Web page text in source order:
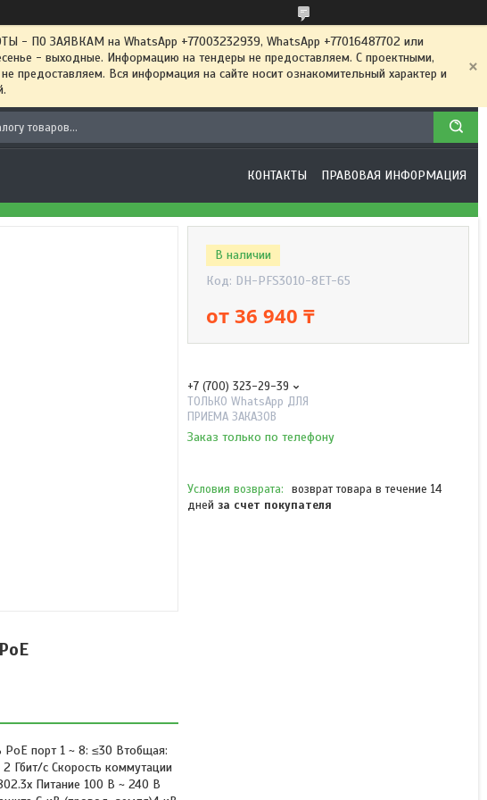
ЗАЯВКАМ на WhatsApp +77003232939, WhatsApp +77016487702 или
- выходные. Информацию на тендеры не предоставляем. С проектными,
Вся информация на сайте носит ознакомительный характер и
КОНТАКТЫ ПРАВОВАЯ ИНФОРМАЦИЯ
PoE порт 1 ~ 8: ≤30 Втобщая:
Гбит/с Скорость коммутации
Питание 100 В ~ 240 В
В наличии
Код: DH-PFS3010-8ET-65
от 36 940 ₸
+7 (700) 323-29-39
ТОЛЬКО WhatsApp ДЛЯ
ПРИЕМА ЗАКАЗОВ
Заказ только по телефону
возврат товара в течение 14
дней за счет покупателя